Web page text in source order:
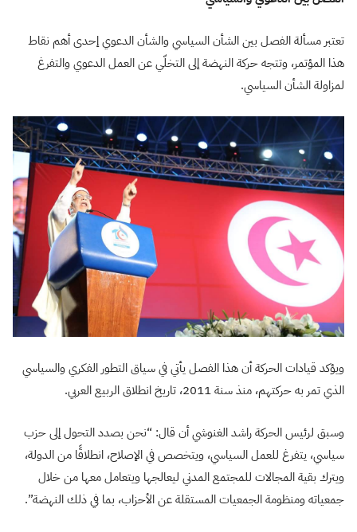
تعتبر مسألة الفصل بين الشأن السياسي والشأن الدعوي إحدى أهم نقاط
هذا المؤتمر، وتتجه حركة النهضة إلى التخلّي عن العمل الدعوي والتفرغ
لمزاولة الشأن السياسي.
ويؤكد قيادات الحركة أن هذا الفصل يأتي في سياق التطور الفكري والسياسي
الذي تمر به حركتهم، منذ سنة 2011، تاريخ انطلاق الربيع العربي.
وسبق لرئيس الحركة راشد الغنوشي أن قال: “نحن بصدد التحول إلى حزب
سياسي، يتفرغ للعمل السياسي، ويتخصص في الإصلاح، انطلاقًا من الدولة،
ويترك بقية المجالات للمجتمع المدني ليعالجها ويتعامل معها من خلال
جمعياته ومنظومة الجمعيات المستقلة عن الأحزاب، بما في ذلك النهضة”.